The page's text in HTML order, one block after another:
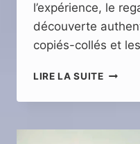
l’expérience, le
découverte
copiés-collés et
LIRE LA SUITE
:
LE